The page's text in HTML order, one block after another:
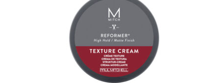
Параметри
можна
вибрати
на
сторінці
товару